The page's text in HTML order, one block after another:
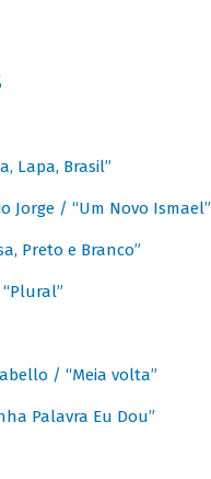
Lapa, Brasil”
Jorge / “Um Novo Ismael”
Preto e Branco”
/ “Meia volta”
Palavra Eu Dou”